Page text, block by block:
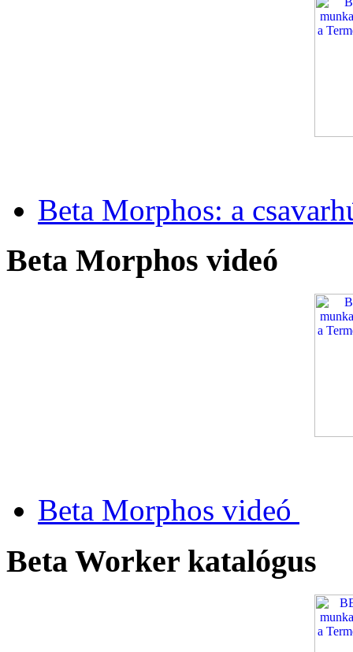
Beta Morphos: a
Beta Morphos videó
Beta Morphos videó
Beta Worker katalógus